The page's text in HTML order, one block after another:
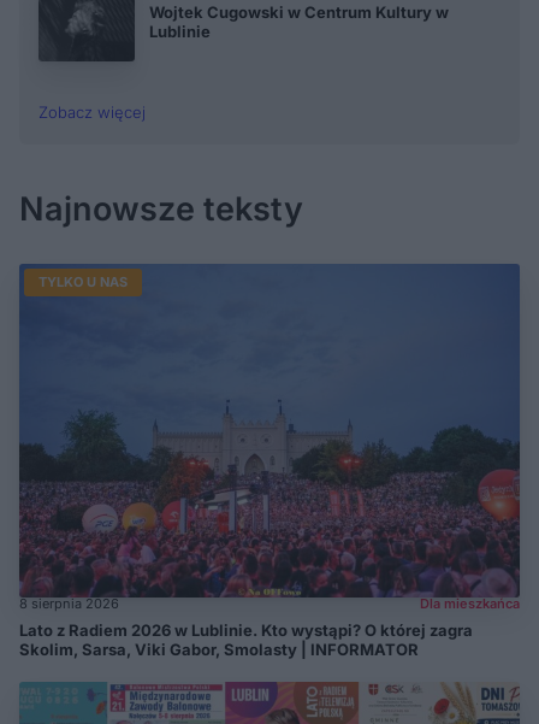
Wojtek Cugowski w Centrum Kultury w
Lublinie
Zobacz więcej
Najnowsze teksty
TYLKO U NAS
8 sierpnia 2026 Dla mieszkańca
Lato z Radiem 2026 w Lublinie. Kto wystąpi? O której zagra
Skolim, Sarsa, Viki Gabor, Smolasty | INFORMATOR